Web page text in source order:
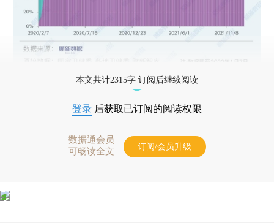
本文共计2315字 订阅后继续阅读
登录 后获取已订阅的阅读权限
数据通会员
可畅读全文
订阅/会员升级